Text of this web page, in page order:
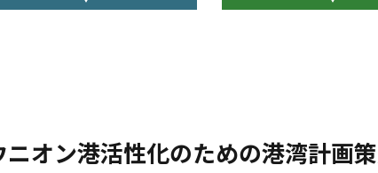
ニオン港活性化のための港湾計画